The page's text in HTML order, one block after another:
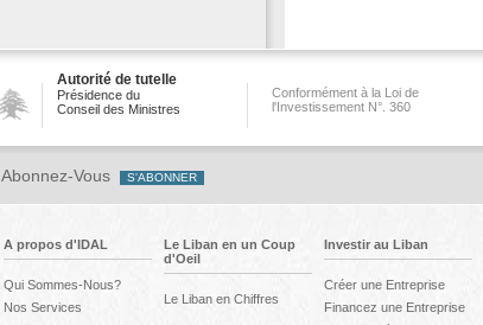
Autorité de tutelle
Présidence du
Conseil des Ministres
Conformément à la Loi de
l'Investissement N°. 360
Abonnez-Vous
A propos d'IDAL
Qui Sommes-Nous?
Nos Services
Le Liban en un Coup
d'Oeil
Le Liban en Chiffres
Investir au Liban
Créer une Entreprise
Financez une Entreprise